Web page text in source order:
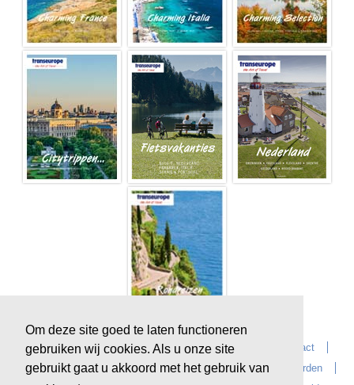
Om deze site goed te laten functioneren
gebruiken wij cookies. Als u onze site
gebruikt gaat u akkoord met het gebruik van
Home Over Transeurope Vacatures
Contact
Vragen?
Reiskantoren Extras
Reisvoorwaarden